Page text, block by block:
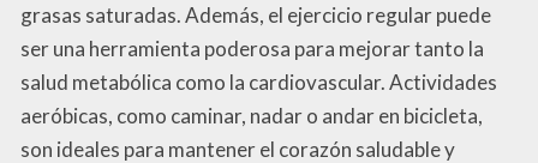
grasas saturadas. Además, el ejercicio regular puede
ser una herramienta poderosa para mejorar tanto la
salud metabólica como la cardiovascular. Actividades
aeróbicas, como caminar, nadar o andar en bicicleta,
son ideales para mantener el corazón saludable y